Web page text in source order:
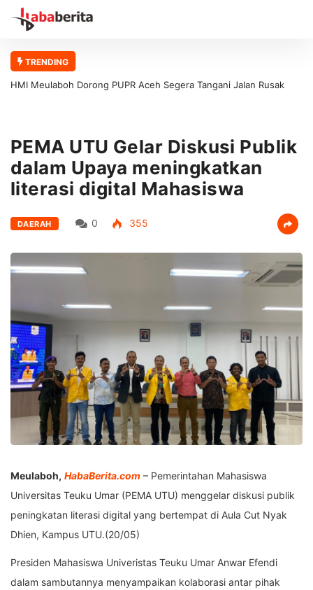
TRENDING
HMI Meulaboh Dorong PUPR Aceh Segera Tangani Jalan Rusak
PEMA UTU Gelar Diskusi Publik
dalam Upaya meningkatkan
literasi digital Mahasiswa
DAERAH 0 355
Meulaboh, HabaBerita.com – Pemerintahan Mahasiswa
Universitas Teuku Umar (PEMA UTU) menggelar diskusi publik
peningkatan literasi digital yang bertempat di Aula Cut Nyak
Dhien, Kampus UTU.(20/05)
Presiden Mahasiswa Univeristas Teuku Umar Anwar Efendi
dalam sambutannya menyampaikan kolaborasi antar pihak